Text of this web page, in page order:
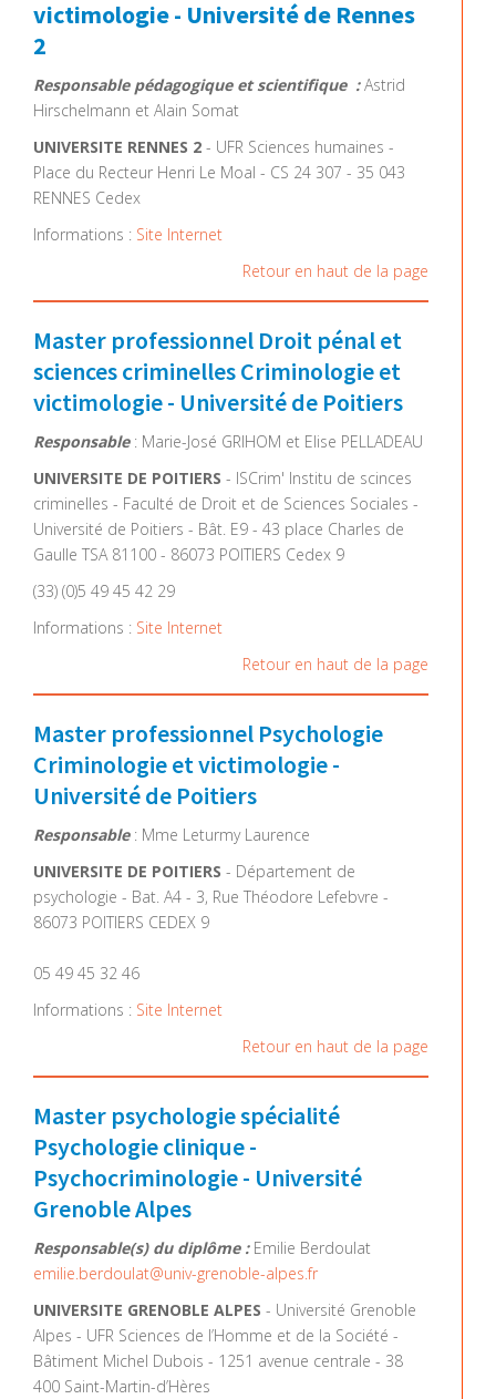
victimologie - Université de Rennes
2
Responsable pédagogique et scientifique :Astrid
Hirschelmann et Alain Somat
UNIVERSITE RENNES 2 - UFR Sciences humaines -
Place du Recteur Henri Le Moal - CS 24 307 - 35 043
RENNES Cedex
Informations : Site Internet
Retour en haut de la page
Master professionnel Droit pénal et
sciences criminelles Criminologie et
victimologie - Université de Poitiers
Responsable: Marie-José GRIHOM et Elise PELLADEAU
UNIVERSITE DE POITIERS - ISCrim' Institu de scinces
criminelles - Faculté de Droit et de Sciences Sociales -
Université de Poitiers - Bât. E9 - 43 place Charles de
Gaulle TSA 81100 - 86073 POITIERS Cedex 9
(33) (0)5 49 45 42 29
Informations : Site Internet
Retour en haut de la page
Master professionnel Psychologie
Criminologie et victimologie -
Université de Poitiers
Responsable: Mme Leturmy Laurence
UNIVERSITE DE POITIERS - Département de
psychologie - Bat. A4 - 3, Rue Théodore Lefebvre -
86073 POITIERS CEDEX 9
05 49 45 32 46
Informations : Site Internet
Retour en haut de la page
Master psychologie spécialité
Psychologie clinique -
Psychocriminologie - Université
Grenoble Alpes
Responsable(s) du diplôme : Emilie Berdoulat
emilie.berdoulat@univ-grenoble-alpes.fr
UNIVERSITE GRENOBLE ALPES - Université Grenoble
Alpes - UFR Sciences de l’Homme et de la Société -
Bâtiment Michel Dubois - 1251 avenue centrale - 38
400 Saint-Martin-d’Hères